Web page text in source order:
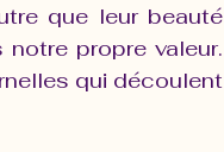
que leur beauté
propre valeur.
qui découlent